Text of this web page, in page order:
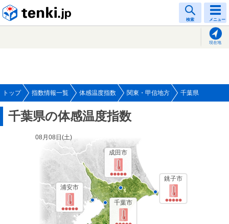
検索 メニュー
現在地
トップ 指数情報一覧 体感温度指数 関東・甲信地方 千葉県
千葉県の体感温度指数
08月08日(土)
千葉市
銚子市
成田市
浦安市